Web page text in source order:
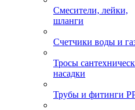
Смесители, лейки,
шланги
Счетчики воды и
Тросы
насадки
Трубы и фитинги